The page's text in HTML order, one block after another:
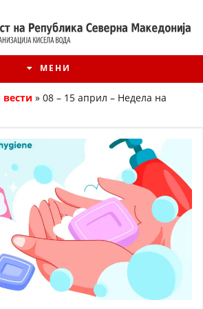
МЕНИ
ИСТОРИЈАТ НА ЦКРМ
НА ДВИЖЕЊЕТО
» 08 – 15 април – Недела на